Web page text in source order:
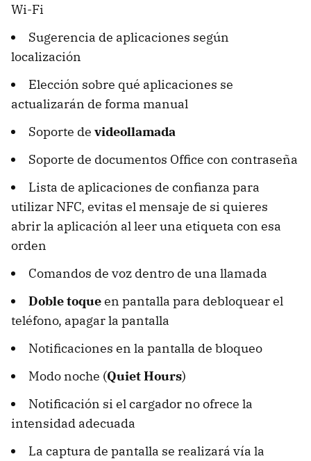
Wi-Fi
Sugerencia de aplicaciones según
localización
Elección sobre qué aplicaciones se
actualizarán de forma manual
Soporte de videollamada
Soporte de documentos Office con contraseña
Lista de aplicaciones de confianza para
utilizar NFC, evitas el mensaje de si quieres
abrir la aplicación al leer una etiqueta con esa
orden
Comandos de voz dentro de una llamada
Doble toqueen pantalla para debloquear el
teléfono, apagar la pantalla
Notificaciones en la pantalla de bloqueo
Modo noche (Quiet Hours)
Notificación si el cargador no ofrece la
intensidad adecuada
La captura de pantalla se realizará vía la